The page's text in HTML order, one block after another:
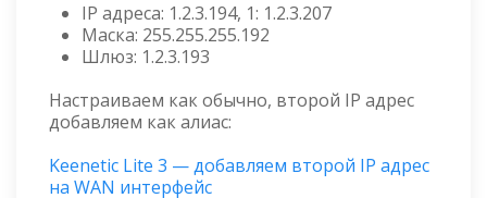
IP адреса: 1.2.3.194, 1: 1.2.3.207
Маска: 255.255.255.192
Шлюз: 1.2.3.193
Настраиваем как обычно, второй IP адрес
добавляем как алиас:
Keenetic Lite 3 — добавляем второй IP адрес
на WAN интерфейс